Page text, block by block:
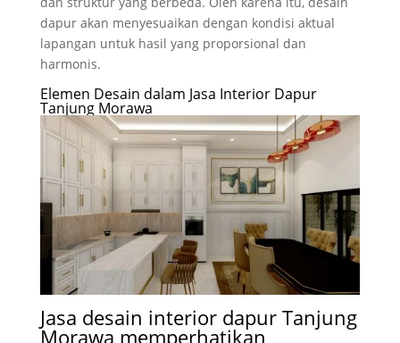
dapur akan menyesuaikan dengan kondisi aktual
lapangan untuk hasil yang proporsional dan
harmonis.
Elemen Desain dalam Jasa Interior Dapur
Tanjung Morawa
Jasa desain interior dapur Tanjung
Morawa memperhatikan